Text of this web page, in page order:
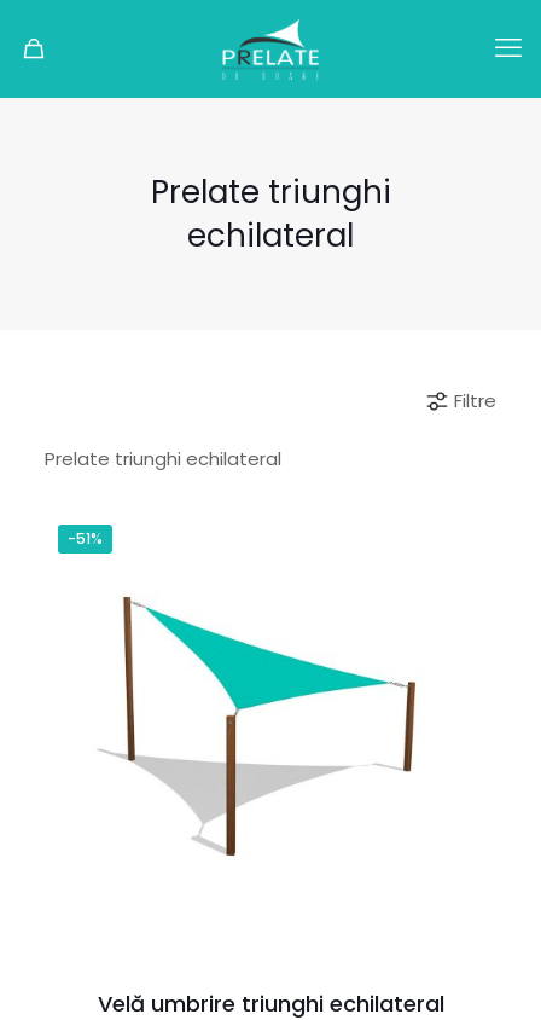
Prelate triunghi
echilateral
Filtre
Prelate triunghi echilateral
-51%
Velă umbrire triunghi echilateral